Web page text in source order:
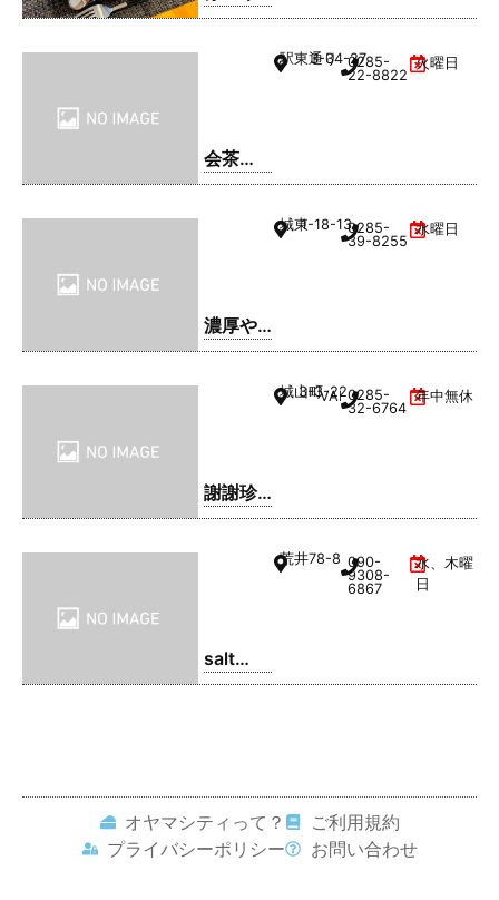
ね
会茶
(AIAI
駅東通り3-34-270285-
22-8822
火曜日
濃厚や
きそ
城東1-18-130285-
39-8255
水曜日
謝謝珍
珠 | シ
城山町3-3-22
VAL1階0285-
32-6764
年中無休
salt
coffee
荒井78-8 090-
9308-
6867
水、木曜
日
オヤマシティって？
ご利用規約
プライバシーポリシー
お問い合わせ